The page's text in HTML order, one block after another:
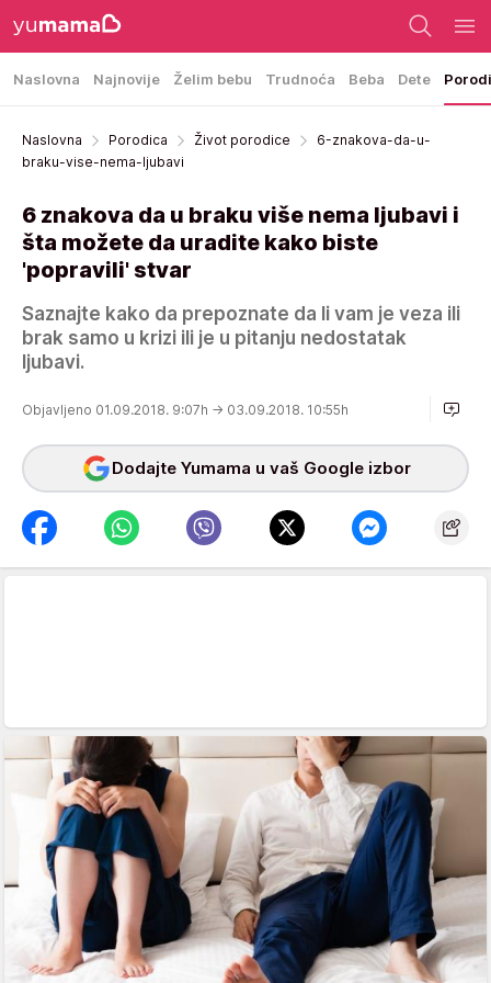
Naslovna Najnovije Želim bebu Trudnoća Beba Dete
Naslovna Porodica Život porodice
6-znakova-da-u-
braku-vise-nema-ljubavi
6 znakova da u braku više nema ljubavi i
šta možete da uradite kako biste
'popravili' stvar
Saznajte kako da prepoznate da li vam je veza ili
brak samo u krizi ili je u pitanju nedostatak
ljubavi.
Objavljeno 01.09.2018. 9:07h → 03.09.2018. 10:55h
Dodajte Yumama u vaš Google izbor